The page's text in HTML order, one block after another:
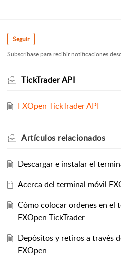
Seguir
Subscríbase para recibir notificaciones
TickTrader API
FXOpen TickTrader API
Artículos relacionados
Descargar e instalar el
Acerca del terminal móvil
Cómo colocar ordenes en el
FXOpen TickTrader
Depósitos y retiros a través
FXOpen